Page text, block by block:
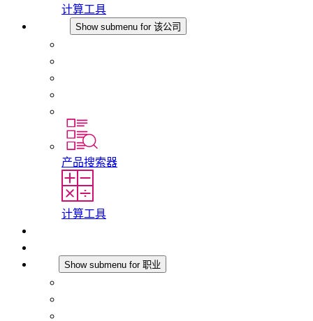
计算工具
Show submenu for 该公司
产品搜索器
计算工具
Show submenu for 职业